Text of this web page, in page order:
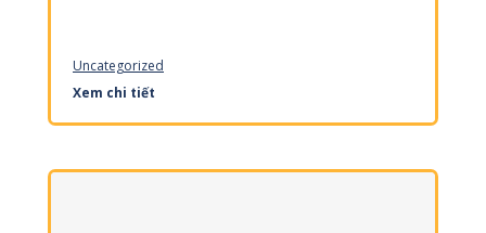
Uncategorized
Xem chi tiết